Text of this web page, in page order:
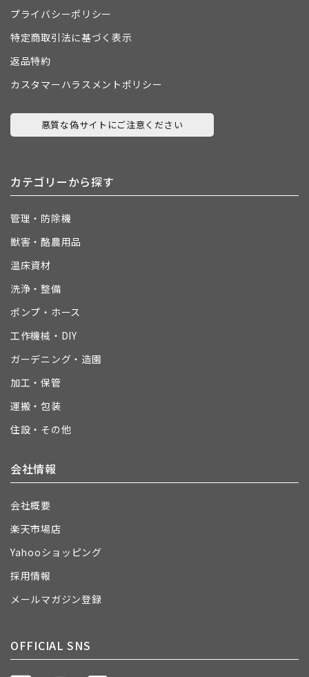
プライバシーポリシー
特定商取引法に基づく表示
返品特約
カスタマーハラスメントポリシー
悪質な偽サイトにご注意ください
カテゴリーから探す
管理・防除機
獣害・酪農用品
温床資材
洗浄・整備
ポンプ・ホース
工作機械・DIY
ガーデニング・造園
加工・保管
運搬・包装
住設・その他
会社情報
会社概要
楽天市場店
Yahooショッピング
採用情報
メールマガジン登録
OFFICIAL SNS